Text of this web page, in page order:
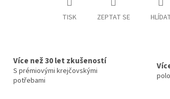
TISK ZEPTAT SE
Více než 30 let zkušeností
S prémiovými krejčovskými
potřebami